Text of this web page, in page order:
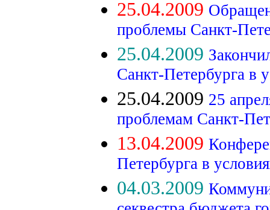
25.04.2009
проблемы Санкт-
25.04.2009
Санкт-Петербурга в
25.04.2009 25
проблемам Санкт-
13.04.2009
Петербурга в
04.03.2009